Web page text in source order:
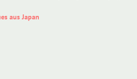
aus Japan